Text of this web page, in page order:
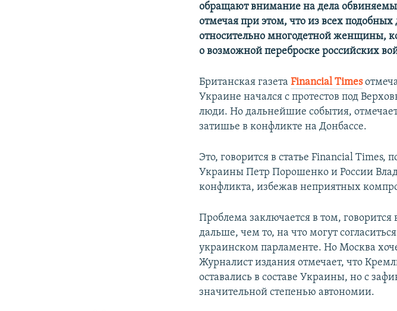
обращают внимание на дела
отмечая при этом, что из всех
относительно многодетной женщины,
о возможной переброске российских
Британская газетаFinancial Times
Украине начался с протестов под
люди. Но дальнейшие события,
затишье в конфликте на Донбассе.
Это, говорится в статье Financial Times,
Украины Петр Порошенко и России
конфликта, избежав неприятных
Проблема заключается в том,
дальше, чем то, на что могут
украинском парламенте. Но Москва
Журналист издания отмечает, что
оставались в составе Украины, но с
значительной степенью автономии.